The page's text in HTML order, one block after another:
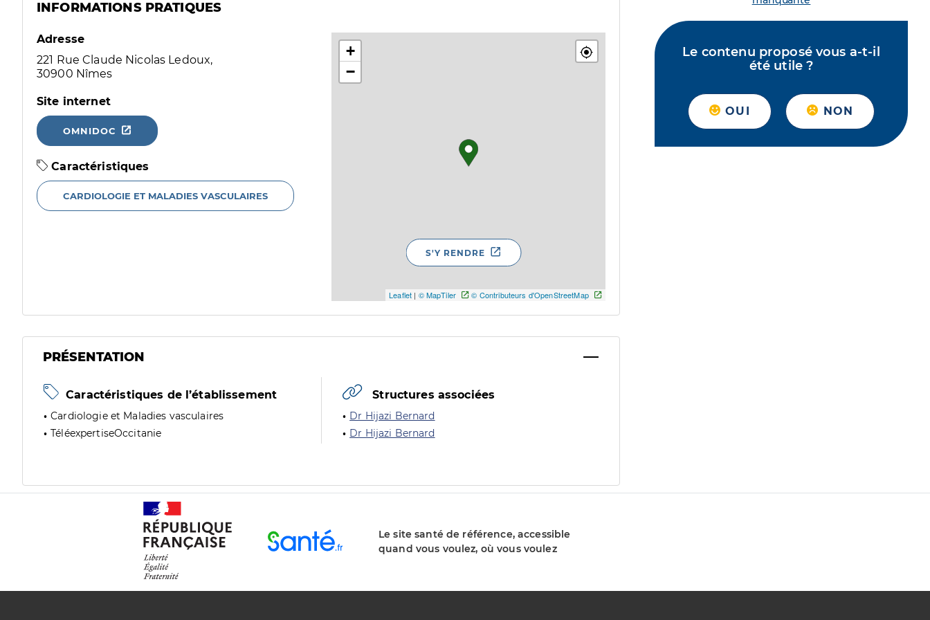
INFORMATIONS PRATIQUES
Adresse
221 Rue Claude Nicolas Ledoux,
30900 Nîmes
Site internet
OMNIDOC
Caractéristiques
CARDIOLOGIE ET MALADIES VASCULAIRES
+
−
Leaflet | © MapTiler © Contributeurs d'OpenStreetMap
S'Y RENDRE
PRÉSENTATION
Caractéristiques de l’établissement
Cardiologie et Maladies vasculaires
TéléexpertiseOccitanie
Structures associées
Dr Hijazi Bernard
Dr Hijazi Bernard
Le contenu proposé vous a-t-il
été utile ?
OUI NON
Le site santé de référence, accessible
quand vous voulez, où vous voulez